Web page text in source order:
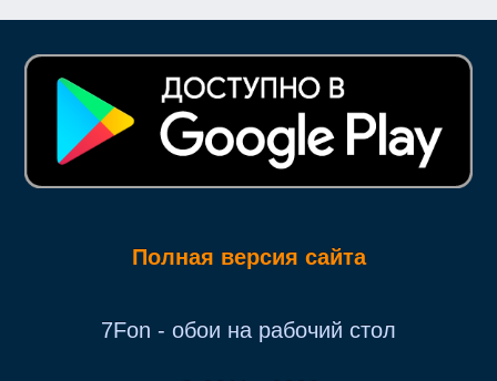
Полная версия сайта
7Fon - обои на рабочий стол